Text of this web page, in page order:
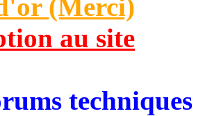
(Merci)
au site
techniques